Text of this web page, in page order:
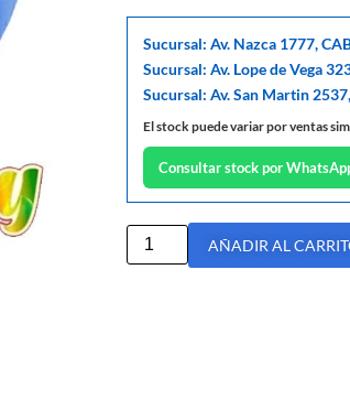
Sucursal: Av. Nazca 1777,
Sucursal: Av. Lope de Vega
Sucursal: Av. San Martin
El stock puede variar por ventas
Consultar stock por
AÑADIR AL